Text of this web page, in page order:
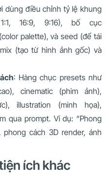
dùng điều chỉnh tỷ lệ khung
16:9, 9:16), bố cục
palette), và seed (để tái
(tạo từ hình ảnh gốc) và
: Hàng chục presets như
cinematic (phim ảnh),
illustration (minh họa),
qua prompt. Ví dụ: “Phong
cách 3D render, ánh
ích khác